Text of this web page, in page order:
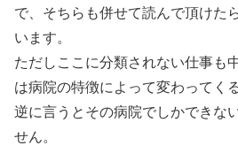
で、そちらも併せて読んで頂けた
います。
ただしここに分類されない仕事も
は病院の特徴によって変わってく
逆に言うとその病院でしかできな
せん。